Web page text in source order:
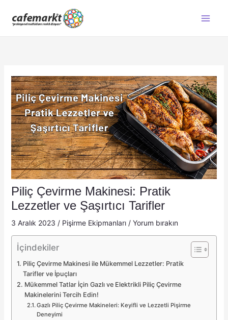
Piliç Çevirme Makinesi: Pratik
Lezzetler ve Şaşırtıcı Tarifler
3 Aralık 2023 / Pişirme Ekipmanları/ Yorum bırakın
İçindekiler
Piliç Çevirme Makinesi ile Mükemmel Lezzetler: Pratik
Tarifler ve İpuçları
Mükemmel Tatlar İçin Gazlı ve Elektrikli Piliç Çevirme
Makinelerini Tercih Edin!
Gazlı Piliç Çevirme Makineleri: Keyifli ve Lezzetli Pişirme
Deneyimi